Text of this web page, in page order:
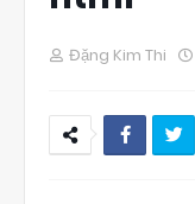
Đặng Kim Thi